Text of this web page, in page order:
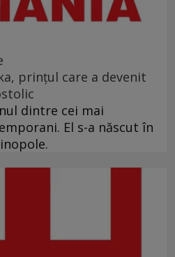
prințul care a devenit
dintre cei mai
El s-a născut în